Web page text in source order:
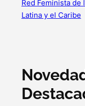
Red Feminista
Latina y el Caribe